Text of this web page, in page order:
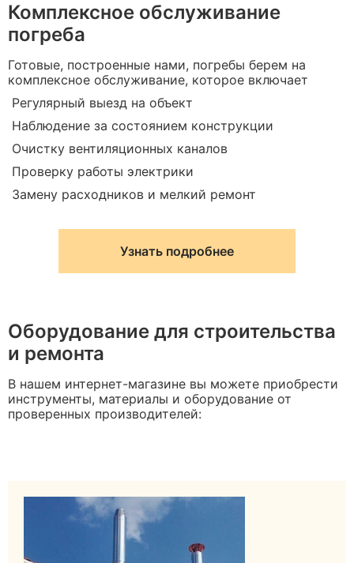
Комплексное обслуживание
погреба
Готовые, построенные нами, погребы берем на
комплексное обслуживание, которое включает
Регулярный выезд на объект
Наблюдение за состоянием конструкции
Очистку вентиляционных каналов
Проверку работы электрики
Замену расходников и мелкий ремонт
Узнать подробнее
Оборудование для строительства
и ремонта
В нашем интернет-магазине вы можете приобрести
инструменты, материалы и оборудование от
проверенных производителей: